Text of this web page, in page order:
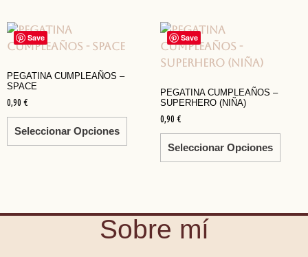
Save
PEGATINA CUMPLEAÑOS –
SPACE
0,90 €
Seleccionar Opciones
Save
PEGATINA CUMPLEAÑOS –
SUPERHERO (NIÑA)
0,90 €
Seleccionar Opciones
Sobre mí